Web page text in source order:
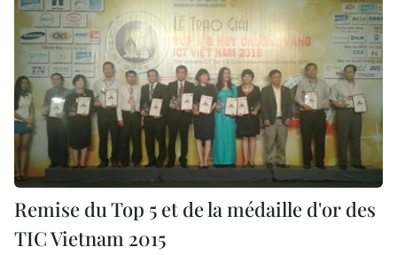
Remise du Top 5 et de la médaille d'or des
TIC Vietnam 2015